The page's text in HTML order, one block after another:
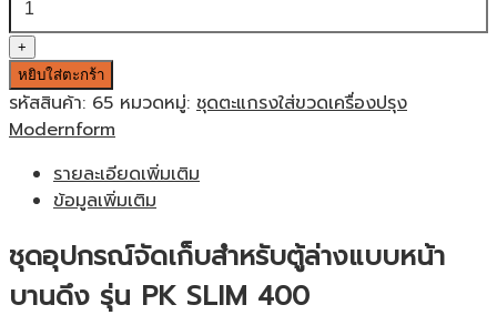
หยิบใส่ตะกร้า
รหัสสินค้า: 65 หมวดหมู่: ชุดตะแกรงใส่ขวดเครื่องปรุง
Modernform
รายละเอียดเพิ่มเติม
ข้อมูลเพิ่มเติม
ชุดอุปกรณ์จัดเก็บสำหรับตู้ล่างแบบหน้า
บานดึง รุ่น PK SLIM 400